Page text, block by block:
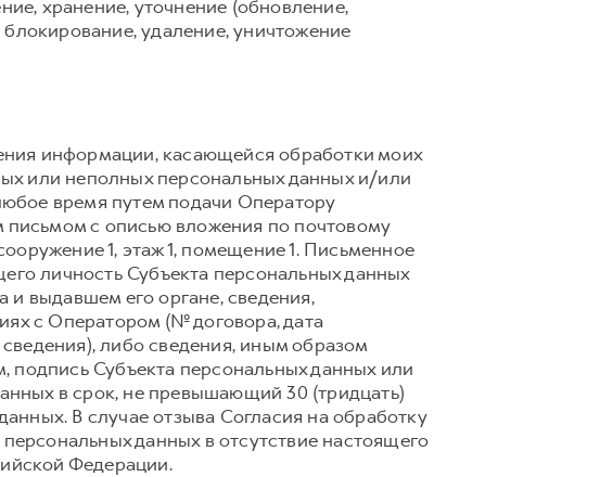
хранение, уточнение (обновление,
удаление, уничтожение
информации, касающейся обработки моих
или неполных персональных данных и/или
время путем подачи Оператору
с описью вложения по почтовому
1, этаж 1, помещение 1. Письменное
личность Субъекта персональных данных
и выдавшем его органе, сведения,
с Оператором (№ договора, дата
либо сведения, иным образом
Субъекта персональных данных или
в срок, не превышающий 30 (тридцать)
В случае отзыва Согласия на обработку
данных в отсутствие настоящего
Федерации.